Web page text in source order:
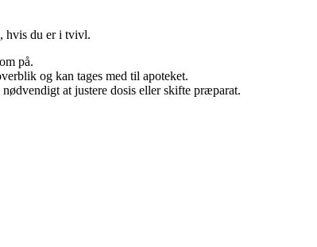
hvis du er i tvivl.
på.
og kan tages med til apoteket.
at justere dosis eller skifte præparat.